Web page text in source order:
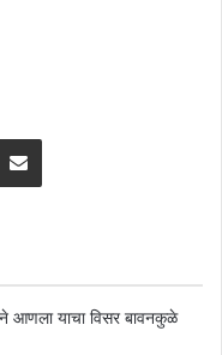
Share via Email
आणला याचा विसर बावनकुळे